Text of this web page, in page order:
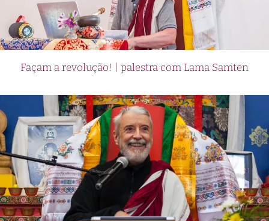
Façam a revolução! | palestra com Lama Samten